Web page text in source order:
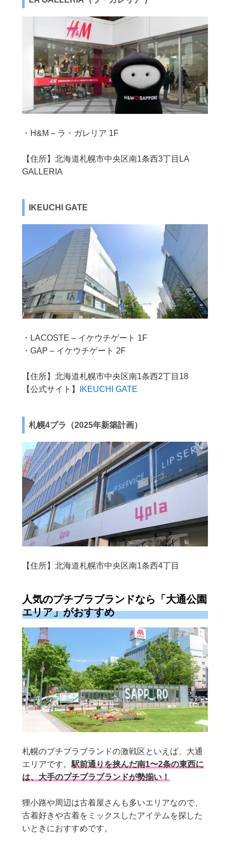
・H&M – ラ・ガレリア 1F
【住所】北海道札幌市中央区南1条西3丁目LA
GALLERIA
IKEUCHI GATE
・LACOSTE – イケウチゲート 1F
・GAP – イケウチゲート 2F
【住所】北海道札幌市中央区南1条西2丁目18
【公式サイト】
IKEUCHI GATE
札幌4プラ（2025年新築計画）
【住所】北海道札幌市中央区南1条西4丁目
人気のプチブラブランドなら「大通公園
エリア」がおすすめ
札幌のプチプラブランドの激戦区といえば、大通
エリアです。駅前通りを挟んだ南1〜2条の東西に
は、大手のプチプラブランドが勢揃い！
狸小路や周辺は古着屋さんも多いエリアなので、
古着好きや古着をミックスしたアイテムを探した
いときにおすすめです。